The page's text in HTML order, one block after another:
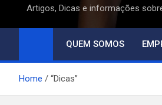
Artigos, Dicas e informações
QUEM SOMOS
Home “Dicas”